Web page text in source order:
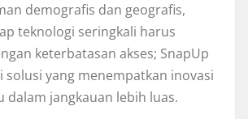
demografis dan geografis,
teknologi seringkali harus
keterbatasan akses; SnapUp
solusi yang menempatkan inovasi
dalam jangkauan lebih luas.